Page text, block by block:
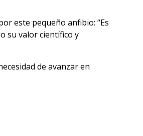
este pequeño anfibio: “Es
su valor científico y
de avanzar en